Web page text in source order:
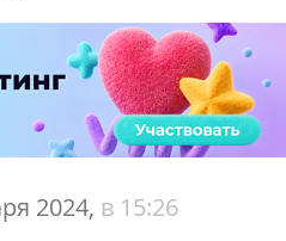
2024, в 15:26